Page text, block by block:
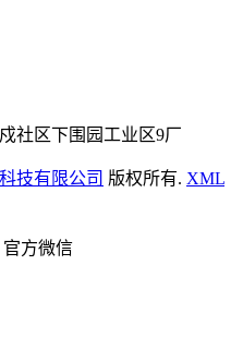
社区下围园工业区9厂
技有限公司 版权所有. XML
官方微信